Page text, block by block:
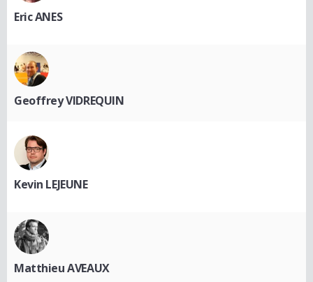
Eric ANES
Geoffrey VIDREQUIN
Kevin LEJEUNE
Matthieu AVEAUX